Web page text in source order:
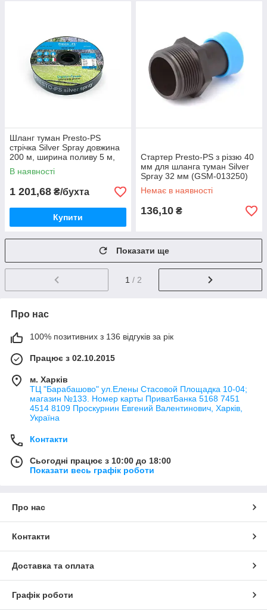
Шланг туман Presto-PS
стрічка Silver Spray довжина
200 м, ширина поливу 5 м,
діаметр 25 мм (402007-5)
В наявності
1 201,68 ₴/бухта
Купити
Стартер Presto-PS з різзю 40
мм для шланга туман Silver
Spray 32 мм (GSM-013250)
Немає в наявності
136,10 ₴
Показати ще
1 / 2
Про нас
100% позитивних з 136 відгуків за рік
Працює з 02.10.2015
м. Харків
ТЦ "Барабашово" ул.Елены Стасовой Площадка 10-04;
магазин №133. Номер карты ПриватБанка 5168 7451
4514 8109 Проскурнин Евгений Валентинович, Харків,
Україна
Контакти
Сьогодні працює з 10:00 до 18:00
Показати весь графік роботи
Про нас
Контакти
Доставка та оплата
Графік роботи